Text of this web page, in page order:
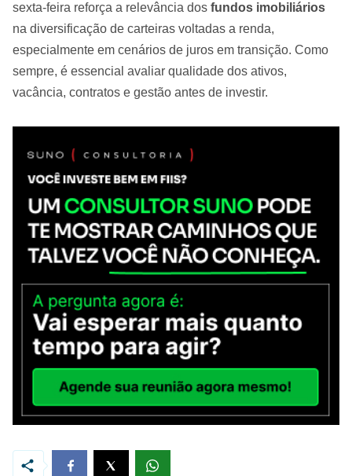
sexta-feira reforça a relevância dos fundos imobiliários
na diversificação de carteiras voltadas a renda,
especialmente em cenários de juros em transição. Como
sempre, é essencial avaliar qualidade dos ativos,
vacância, contratos e gestão antes de investir.